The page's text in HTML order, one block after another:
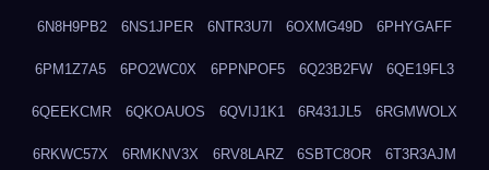
6N8H9PB2 6NS1JPER 6NTR3U7I 6OXMG49D 6PHYGAFF
6PM1Z7A5 6PO2WC0X 6PPNPOF5 6Q23B2FW 6QE19FL3
6QEEKCMR 6QKOAUOS 6QVIJ1K1 6R431JL5 6RGMWOLX
6RKWC57X 6RMKNV3X 6RV8LARZ 6SBTC8OR 6T3R3AJM